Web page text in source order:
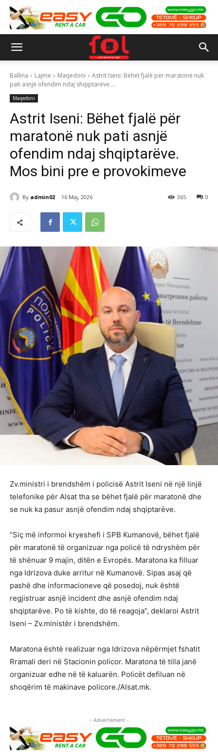
Ballina Lajme Maqedoni
Astrit Iseni: Bëhet fjalë për maratonë nuk
pati asnjë ofendim ndaj shqiptarëve....
Maqedoni
Astrit Iseni: Bëhet fjalë për
maratonë nuk pati asnjë
ofendim ndaj shqiptarëve.
Mos bini pre e provokimeve
By admin02 16 Maj, 2026 0
365
Zv.ministri i brendshëm i policisë Astrit Iseni në një linjë
telefonike për Alsat tha se bëhet fjalë për maratonë dhe
se nuk ka pasur asnjë ofendim ndaj shqiptarëve.
“Siç më informoi kryeshefi i SPB Kumanovë, bëhet fjalë
për maratonë të organizuar nga policë të ndryshëm për
të shënuar 9 majin, ditën e Evropës. Maratona ka filluar
nga Idrizova duke arritur në Kumanovë. Sipas asaj që
pashë dhe informacioneve që posedoj, nuk është
regjistruar asnjë incident dhe asnjë ofendim ndaj
shqiptarëve. Po të kishte, do të reagoja”, deklaroi Astrit
Iseni – Zv.ministër i brendshëm.
Maratona është realizuar nga Idrizova nëpërmjet fshatit
Rramali deri në Stacionin policor. Maratona të tilla janë
organizuar edhe në të kaluarën. Policët defiluan në
shoqërim të makinave policore./Alsat.mk.
- Advertisment -